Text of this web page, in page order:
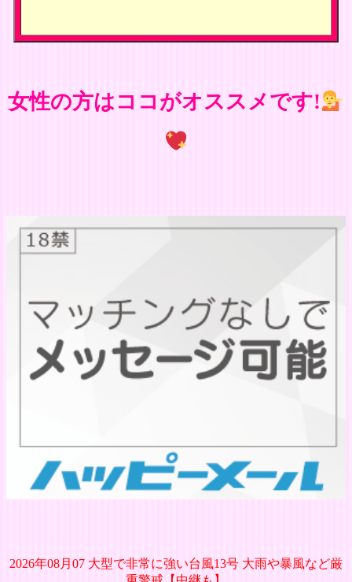
女性の方はココがオススメです!
2026年08月07 大型で非常に強い台風13号 大雨や暴風など厳